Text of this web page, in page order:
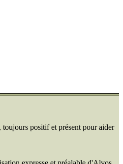
positif et présent pour aider